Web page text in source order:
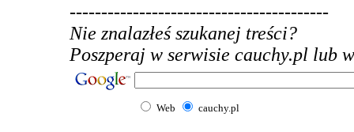
-----------------------------------------
Nie znalazłeś szukanej treści?
Poszperaj w serwisie cauchy.pl lub
Web cauchy.pl